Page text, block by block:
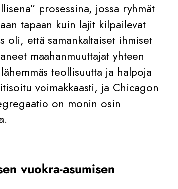
prosessina, jossa ryhmät
tapaan kuin lajit kilpailevat
oli, että samankaltaiset ihmiset
maahanmuuttajat yhteen
teollisuutta ja halpoja
voimakkaasti, ja Chicagon
on monin osin
vuokra-asumisen